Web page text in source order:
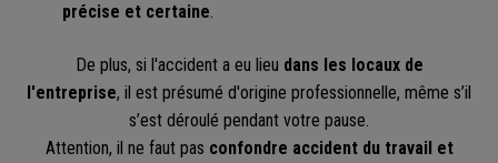
précise et certaine.
De plus, si l'accident a eu lieu dans les locaux de
l'entreprise, il est présumé d'origine professionnelle, même s’il
s’est déroulé pendant votre pause.
Attention, il ne faut pas confondre accident du travail et